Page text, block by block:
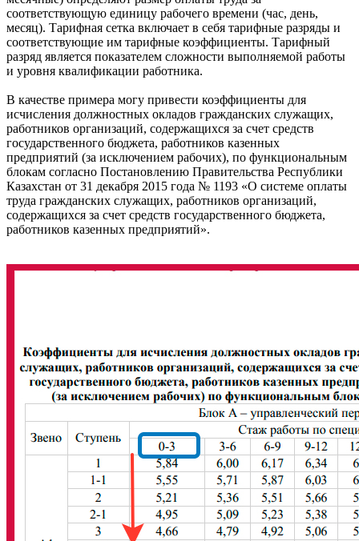
соответствующую единицу рабочего времени (час, день,
месяц). Тарифная сетка включает в себя тарифные разряды и
соответствующие им тарифные коэффициенты. Тарифный
разряд является показателем сложности выполняемой работы
и уровня квалификации работника.
В качестве примера могу привести коэффициенты для
исчисления должностных окладов гражданских служащих,
работников организаций, содержащихся за счет средств
государственного бюджета, работников казенных
предприятий (за исключением рабочих), по функциональным
блокам согласно Постановлению Правительства Республики
Казахстан от 31 декабря 2015 года № 1193 «О системе оплаты
труда гражданских служащих, работников организаций,
содержащихся за счет средств государственного бюджета,
работников казенных предприятий».